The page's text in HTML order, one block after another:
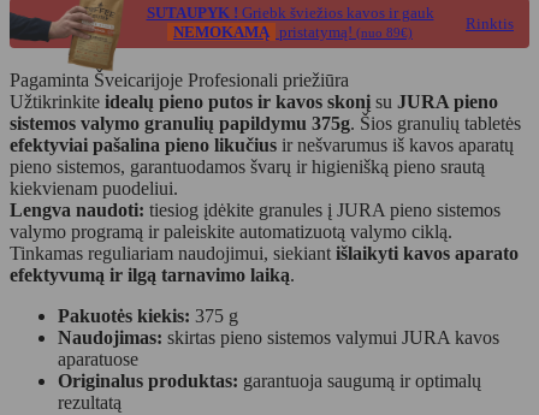
SUTAUPYK ! Griebk šviežios kavos ir gauk
NEMOKAMĄ pristatymą! (nuo 89€) Rinktis
Pagaminta Šveicarijoje Profesionali priežiūra
Užtikrinkite idealų pieno putos ir kavos skonį su JURA pieno
sistemos valymo granulių papildymu 375g. Šios granulių tabletės
efektyviai pašalina pieno likučius ir nešvarumus iš kavos aparatų
pieno sistemos, garantuodamos švarų ir higienišką pieno srautą
kiekvienam puodeliui.
Lengva naudoti: tiesiog įdėkite granules į JURA pieno sistemos
valymo programą ir paleiskite automatizuotą valymo ciklą.
Tinkamas reguliariam naudojimui, siekiant išlaikyti kavos aparato
efektyvumą ir ilgą tarnavimo laiką.
Pakuotės kiekis: 375 g
Naudojimas: skirtas pieno sistemos valymui JURA kavos
aparatuose
Originalus produktas: garantuoja saugumą ir optimalų
rezultatą